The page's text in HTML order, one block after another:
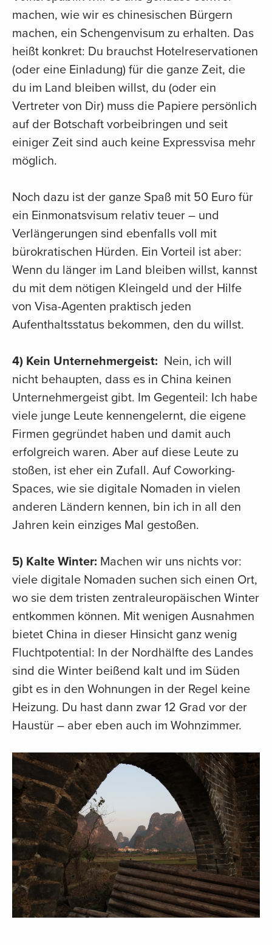
machen, wie wir es chinesischen Bürgern
machen, ein Schengenvisum zu erhalten. Das
heißt konkret: Du brauchst Hotelreservationen
(oder eine Einladung) für die ganze Zeit, die
du im Land bleiben willst, du (oder ein
Vertreter von Dir) muss die Papiere persönlich
auf der Botschaft vorbeibringen und seit
einiger Zeit sind auch keine Expressvisa mehr
möglich.
Noch dazu ist der ganze Spaß mit 50 Euro für
ein Einmonatsvisum relativ teuer – und
Verlängerungen sind ebenfalls voll mit
bürokratischen Hürden. Ein Vorteil ist aber:
Wenn du länger im Land bleiben willst, kannst
du mit dem nötigen Kleingeld und der Hilfe
von Visa-Agenten praktisch jeden
Aufenthaltsstatus bekommen, den du willst.
4) Kein Unternehmergeist: Nein, ich will
nicht behaupten, dass es in China keinen
Unternehmergeist gibt. Im Gegenteil: Ich habe
viele junge Leute kennengelernt, die eigene
Firmen gegründet haben und damit auch
erfolgreich waren. Aber auf diese Leute zu
stoßen, ist eher ein Zufall. Auf Coworking-
Spaces, wie sie digitale Nomaden in vielen
anderen Ländern kennen, bin ich in all den
Jahren kein einziges Mal gestoßen.
5) Kalte Winter: Machen wir uns nichts vor:
viele digitale Nomaden suchen sich einen Ort,
wo sie dem tristen zentraleuropäischen Winter
entkommen können. Mit wenigen Ausnahmen
bietet China in dieser Hinsicht ganz wenig
Fluchtpotential: In der Nordhälfte des Landes
sind die Winter beißend kalt und im Süden
gibt es in den Wohnungen in der Regel keine
Heizung. Du hast dann zwar 12 Grad vor der
Haustür – aber eben auch im Wohnzimmer.